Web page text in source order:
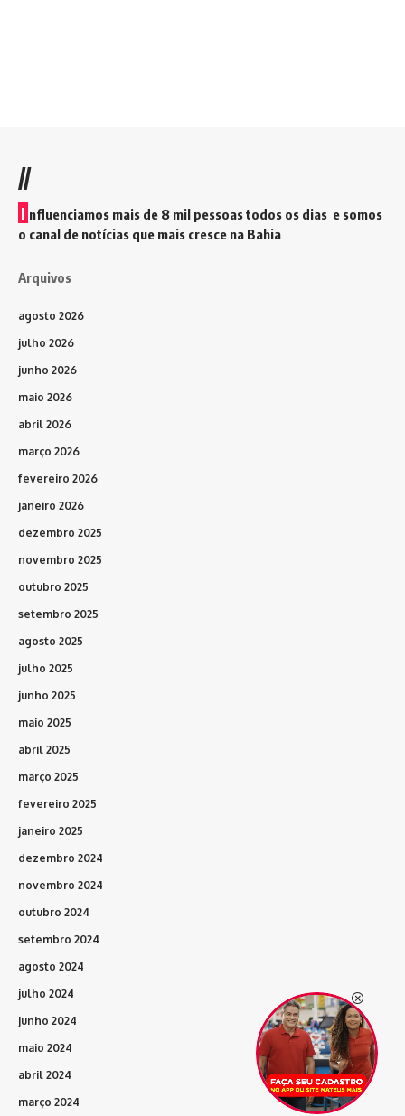
//
I nfluenciamos mais de 8 mil pessoas todos os dias e somos
o canal de notícias que mais cresce na Bahia
Arquivos
agosto 2026
julho 2026
junho 2026
maio 2026
abril 2026
março 2026
fevereiro 2026
janeiro 2026
dezembro 2025
novembro 2025
outubro 2025
setembro 2025
agosto 2025
julho 2025
junho 2025
maio 2025
abril 2025
março 2025
fevereiro 2025
janeiro 2025
dezembro 2024
novembro 2024
outubro 2024
setembro 2024
agosto 2024
julho 2024
junho 2024
maio 2024
abril 2024
março 2024